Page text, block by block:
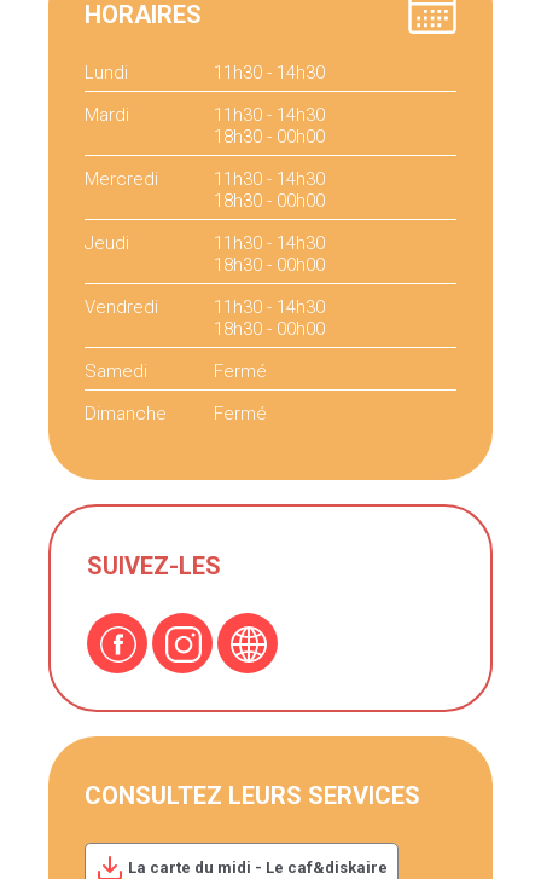
HORAIRES
Lundi
11h30 - 14h30
Mardi
11h30 - 14h30
18h30 - 00h00
Mercredi
11h30 - 14h30
18h30 - 00h00
Jeudi
11h30 - 14h30
18h30 - 00h00
Vendredi
11h30 - 14h30
18h30 - 00h00
Samedi
Fermé
Dimanche
Fermé
SUIVEZ-LES
CONSULTEZ LEURS SERVICES
La carte du midi - Le caf&diskaire